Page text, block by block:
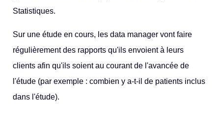
Statistiques.
Sur une étude en cours, les data manager vont faire
régulièrement des rapports qu'ils envoient à leurs
clients afin qu'ils soient au courant de l'avancée de
l'étude (par exemple : combien y a-t-il de patients inclus
dans l'étude).